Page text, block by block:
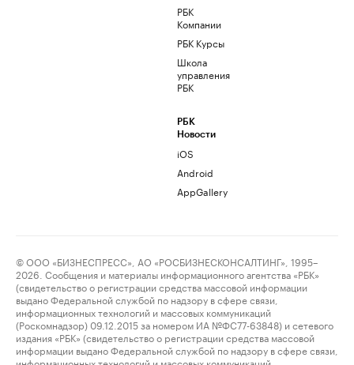
РБК
Компании
РБК Курсы
Школа
управления
РБК
РБК
Новости
iOS
Android
AppGallery
© ООО «БИЗНЕСПРЕСС», АО «РОСБИЗНЕСКОНСАЛТИНГ», 1995–
2026. Сообщения и материалы информационного агентства «РБК»
(свидетельство о регистрации средства массовой информации
выдано Федеральной службой по надзору в сфере связи,
информационных технологий и массовых коммуникаций
(Роскомнадзор) 09.12.2015 за номером ИА №ФС77-63848) и сетевого
издания «РБК» (свидетельство о регистрации средства массовой
информации выдано Федеральной службой по надзору в сфере связи,